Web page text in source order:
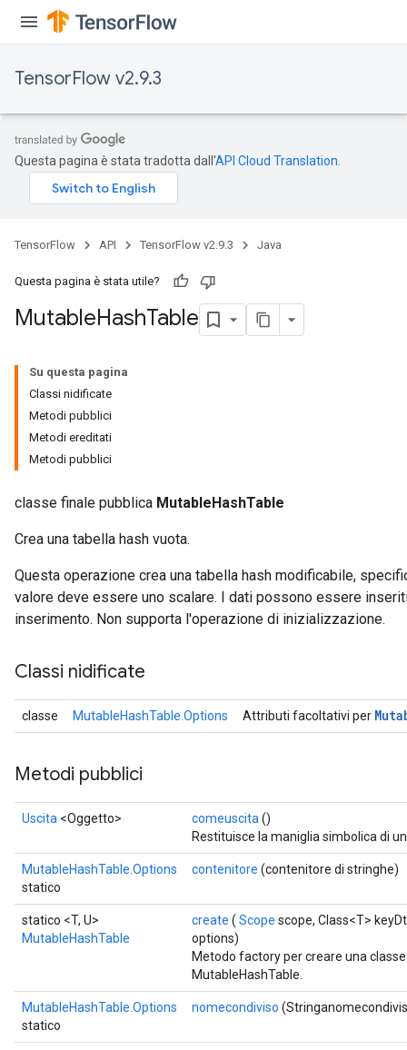
TensorFlow v2.9.3
Questa pagina è stata tradotta dall'API Cloud Translation
TensorFlow API TensorFlow v2.9.3 Java
Questa pagina è stata utile?
MutableHashTable
Su questa pagina
Classi nidificate
Metodi pubblici
Metodi ereditati
Metodi pubblici
classe finale pubblica MutableHashTable
Crea una tabella hash vuota.
Questa operazione crea una tabella hash modificabile,
valore deve essere uno scalare. I dati possono essere
inserimento. Non supporta l'operazione di inizializzazione.
Classi nidificate
classe MutableHashTable.Options Attributi facoltativi per
Metodi pubblici
Uscita <Oggetto> comeuscita ()
Restituisce la maniglia simbolica di
MutableHashTable.Options
statico
contenitore (contenitore di stringhe)
statico <T, U>
MutableHashTable
create ( Scope scope, Class<T>
options)
Metodo factory per creare una
MutableHashTable.
MutableHashTable.Options
statico
nomecondiviso